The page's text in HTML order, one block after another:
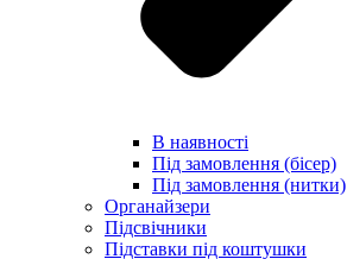
В наявності
Під замовлення (бісер)
Під замовлення (нитки)
Органайзери
Підсвічники
Підставки під коштушки